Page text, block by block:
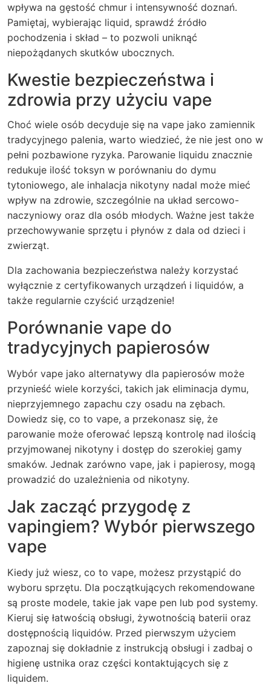
wpływa na gęstość chmur i intensywność doznań.
Pamiętaj, wybierając liquid, sprawdź źródło
pochodzenia i skład – to pozwoli uniknąć
niepożądanych skutków ubocznych.
Kwestie bezpieczeństwa i
zdrowia przy użyciu vape
Choć wiele osób decyduje się na vape jako zamiennik
tradycyjnego palenia, warto wiedzieć, że nie jest ono w
pełni pozbawione ryzyka. Parowanie liquidu znacznie
redukuje ilość toksyn w porównaniu do dymu
tytoniowego, ale inhalacja nikotyny nadal może mieć
wpływ na zdrowie, szczególnie na układ sercowo-
naczyniowy oraz dla osób młodych. Ważne jest także
przechowywanie sprzętu i płynów z dala od dzieci i
zwierząt.
Dla zachowania bezpieczeństwa należy korzystać
wyłącznie z certyfikowanych urządzeń i liquidów, a
także regularnie czyścić urządzenie!
Porównanie vape do
tradycyjnych papierosów
Wybór vape jako alternatywy dla papierosów może
przynieść wiele korzyści, takich jak eliminacja dymu,
nieprzyjemnego zapachu czy osadu na zębach.
Dowiedz się, co to vape, a przekonasz się, że
parowanie może oferować lepszą kontrolę nad ilością
przyjmowanej nikotyny i dostęp do szerokiej gamy
smaków. Jednak zarówno vape, jak i papierosy, mogą
prowadzić do uzależnienia od nikotyny.
Jak zacząć przygodę z
vapingiem? Wybór pierwszego
vape
Kiedy już wiesz, co to vape, możesz przystąpić do
wyboru sprzętu. Dla początkujących rekomendowane
są proste modele, takie jak vape pen lub pod systemy.
Kieruj się łatwością obsługi, żywotnością baterii oraz
dostępnością liquidów. Przed pierwszym użyciem
zapoznaj się dokładnie z instrukcją obsługi i zadbaj o
higienę ustnika oraz części kontaktujących się z
liquidem.